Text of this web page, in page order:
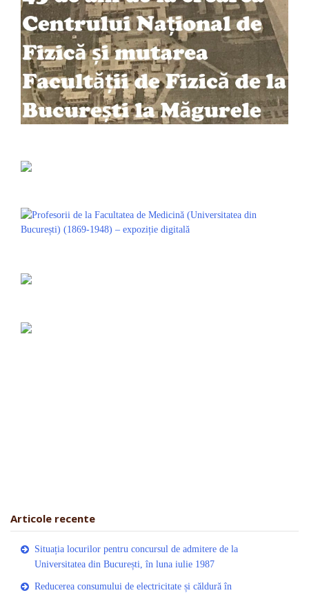
Articole recente
Situația locurilor pentru concursul de admitere de la
Universitatea din București, în luna iulie 1987
Reducerea consumului de electricitate și căldură în